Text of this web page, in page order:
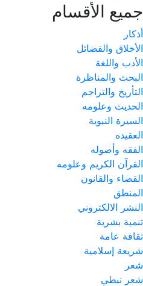
جميع الأقسام
أذكار
الأخلاق والفضائل
الأدب واللغة
البحث والمناظرة
التأريخ والتراجم
الحديث وعلومه
السيرة النبوية
العقيده
الفقه وأصوله
القرآن الكريم وعلومه
القضاء والقانون
المنطق
النشر الالكتروني
تنمية بشرية
ثقافة عامة
شريعة إسلامية
شعر
شعر نبطي